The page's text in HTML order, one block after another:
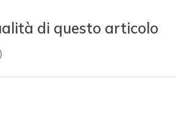
di questo articolo